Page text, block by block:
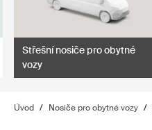
Střešní nosiče pro obytné
vozy
Úvod / Nosiče pro obytné vozy /